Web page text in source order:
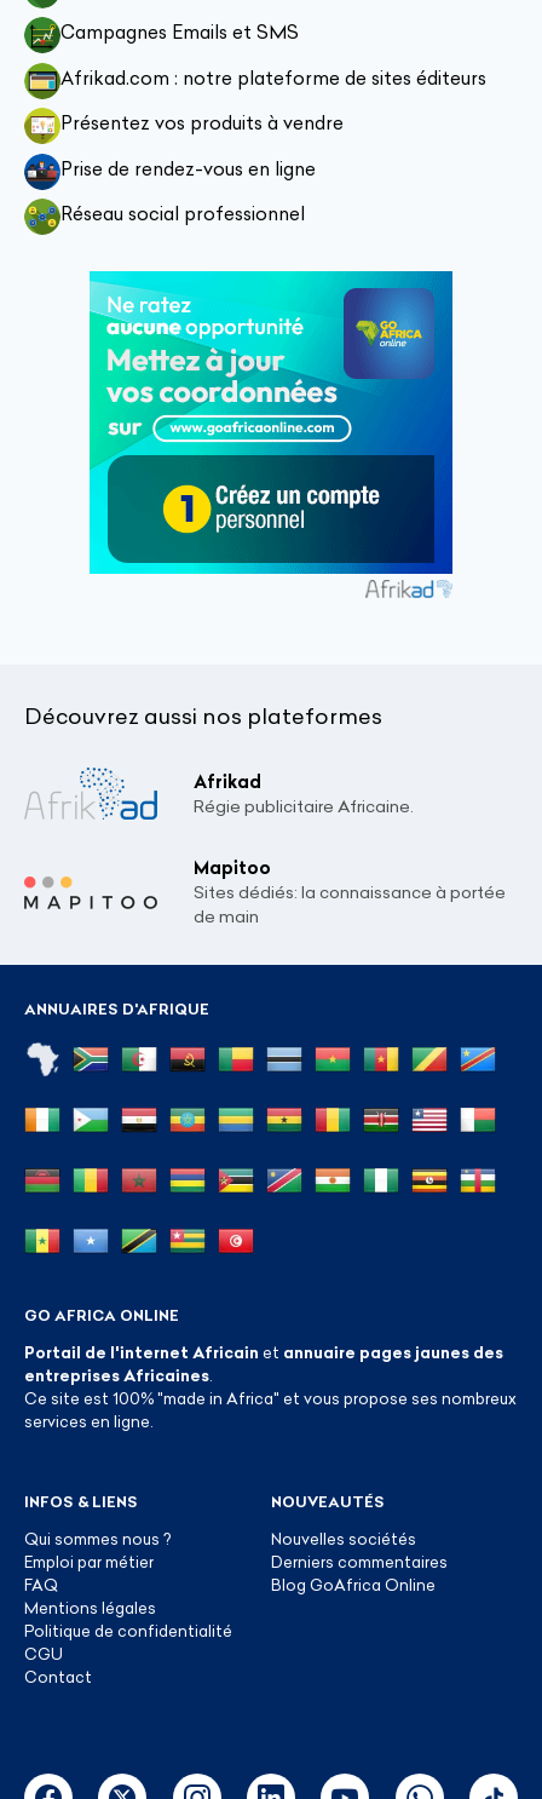
Campagnes Emails et SMS
Afrikad.com : notre plateforme de sites éditeurs
Présentez vos produits à vendre
Prise de rendez-vous en ligne
Réseau social professionnel
Découvrez aussi nos plateformes
Afrikad
Régie publicitaire Africaine.
Mapitoo
Sites dédiés: la connaissance à portée
de main
ANNUAIRES D'AFRIQUE
GO AFRICA ONLINE
Portail de l'internet Africain et annuaire pages jaunes des
entreprises Africaines
Ce site est 100% "made in Africa" et vous propose ses nombreux
services en ligne.
INFOS & LIENS
Qui sommes nous ?
Emploi par métier
FAQ
Mentions légales
Politique de confidentialité
CGU
Contact
NOUVEAUTÉS
Nouvelles sociétés
Derniers commentaires
Blog GoAfrica Online